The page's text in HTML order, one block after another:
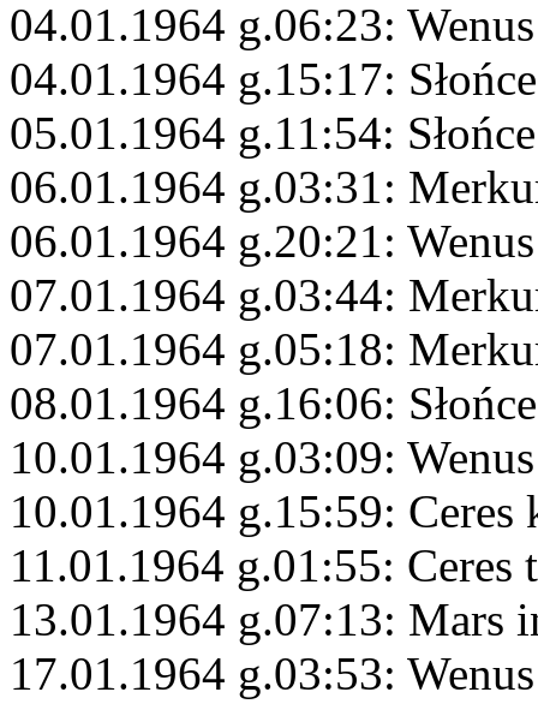
04.01.1964 g.06:23:
04.01.1964 g.15:17:
05.01.1964 g.11:54:
06.01.1964 g.03:31:
06.01.1964 g.20:21:
07.01.1964 g.03:44:
07.01.1964 g.05:18:
08.01.1964 g.16:06:
10.01.1964 g.03:09:
10.01.1964 g.15:59: Ceres
11.01.1964 g.01:55: Ceres
13.01.1964 g.07:13: Mars
17.01.1964 g.03:53: